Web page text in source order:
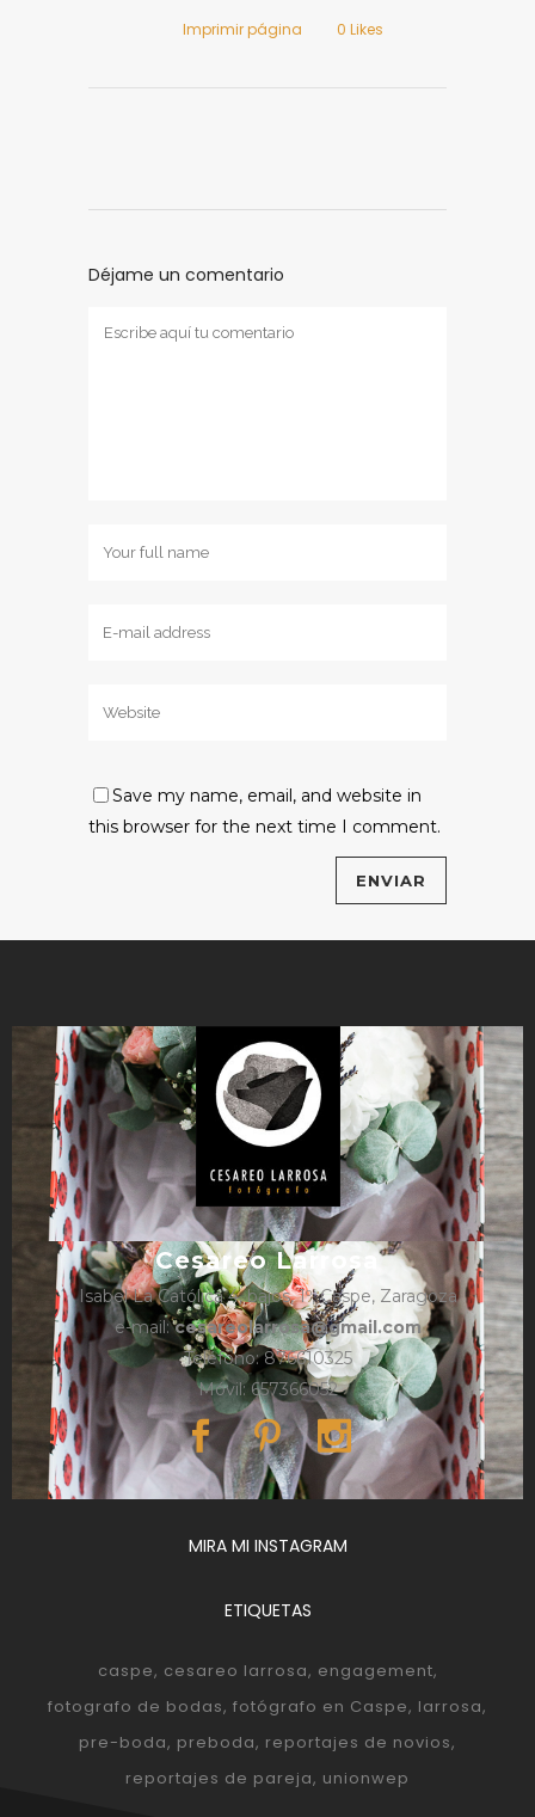
Imprimir página 0 Likes
Déjame un comentario
Save my name, email, and website in
this browser for the next time I comment.
Cesareo Larrosa
Isabel La Católica 4, bajos, 1º, Caspe, Zaragoza
e-mail:cesareolarrosa@gmail.com
Teléfono: 876610325
Móvil: 657366052
MIRA MI INSTAGRAM
ETIQUETAS
caspe cesareo larrosa engagement
fotografo de bodas fotógrafo en Caspe larrosa
pre-boda preboda reportajes de novios
reportajes de pareja unionwep